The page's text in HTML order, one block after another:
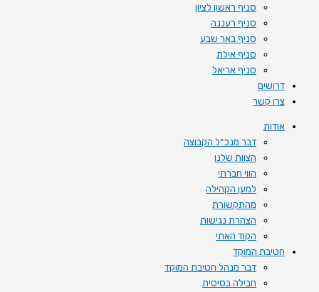
סניף ראשון לציון
סניף רעננה
סניף באר שבע
סניף אילת
סניף אריאל
דרושים
צרו קשר
אודות
דבר מנכ״ל הקבוצה
הצוות שלנו
הווי חברתי
למען הקהילה
מהתקשורת
הצהרת נגישות
הקוד האתי
חטיבת המוקד
דבר מנהל חטיבת המוקד
חבילה בסיסית